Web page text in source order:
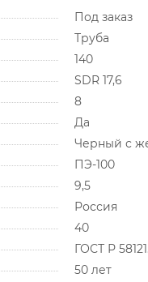
Под заказ
Труба
140
SDR 17,6
8
Да
Черный с
ПЭ-100
9,5
Россия
40
ГОСТ Р
50 лет